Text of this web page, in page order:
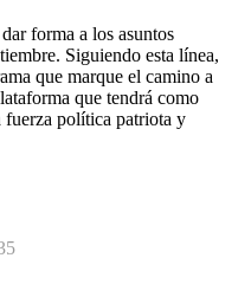
forma a los asuntos
Siguiendo esta línea,
que marque el camino a
que ten­drá como
política patriota y